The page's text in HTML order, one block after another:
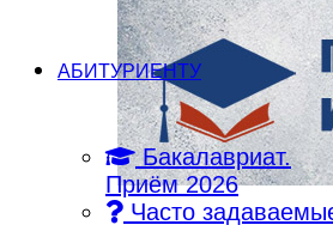
АБИТУРИЕНТУ
Бакалавриат.
Приём 2026
Часто